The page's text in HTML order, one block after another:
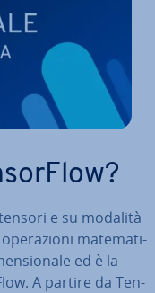
e su modalità
ope­ra­zio­ni ma­te­ma­ti­
ed è la
A partire da Ten­